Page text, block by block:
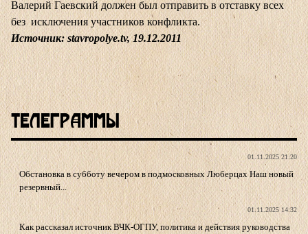
Валерий Гаевский должен был отправить в отставку всех
без исключения участников конфликта.
Источник: stavropolye.tv, 19.12.2011
Телеграммы
01.11.2025 21:20
Обстановка в субботу вечером в подмосковных Люберцах Наш новый
резервный...
01.11.2025 14:32
Как рассказал источник ВЧК-ОГПУ, политика и действия руководства